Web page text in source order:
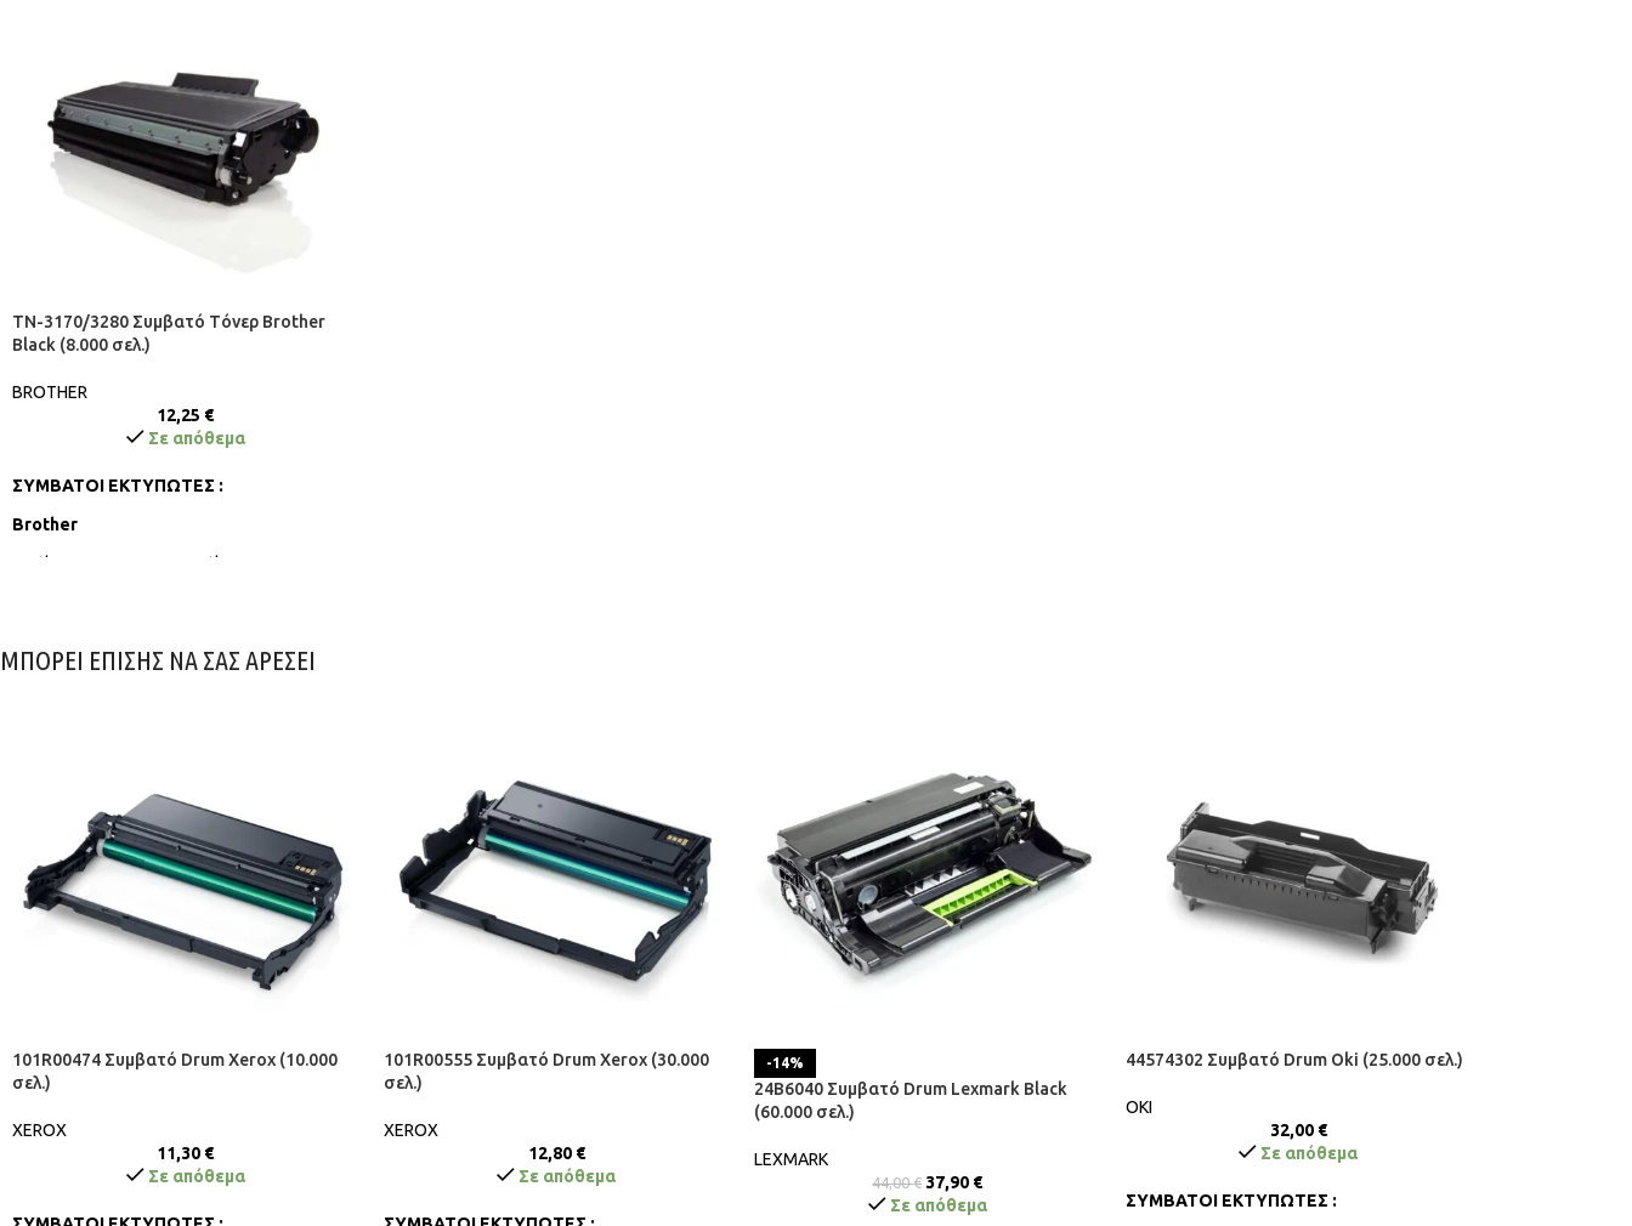
TN-3170/3280 Συμβατό Tόνερ Brother
Black (8.000 σελ.)
BROTHER
12,25 €
Σε απόθεμα
ΣΥΜΒΑΤΟΙ ΕΚΤΥΠΩΤΕΣ :
Brother
Brother DCP-8060DN, Brother DCP8065DN,
8860DN, Brother MFC-8870DW,Brother DCP-
5380DN, Brother MFC-8370DN, Brother MFC-
8380DN, Brother MFC-8880DN, Brother
MFC8890DW
ΜΠΟΡΕΙ ΕΠΙΣΗΣ ΝΑ ΣΑΣ ΑΡΕΣΕΙ
101R00474 Συμβατό Drum Xerox (10.000
σελ.)
XEROX
11,30 €
Σε απόθεμα
101R00555 Συμβατό Drum Xerox (30.000
σελ.)
XEROX
12,80 €
Σε απόθεμα
-14%
24B6040 Συμβατό Drum Lexmark Black
(60.000 σελ.)
LEXMARK
44,00€ 37,90 €
Σε απόθεμα
44574302 Συμβατό Drum Oki (25.000 σελ.)
OKI
32,00 €
Σε απόθεμα
ΣΥΜΒΑΤΟΙ ΕΚΤΥΠΩΤΕΣ :